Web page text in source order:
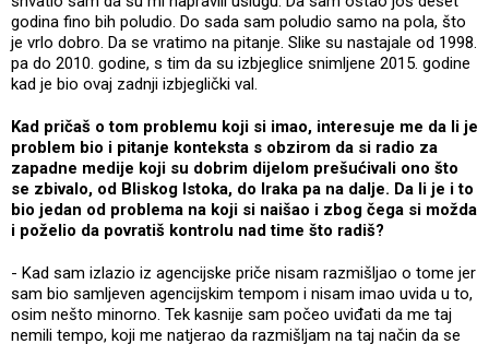
godina fino bih poludio. Do sada sam poludio samo na pola, što
je vrlo dobro. Da se vratimo na pitanje. Slike su nastajale od 1998.
pa do 2010. godine, s tim da su izbjeglice snimljene 2015. godine
kad je bio ovaj zadnji izbjeglički val.
Kad pričaš o tom problemu koji si imao, interesuje me da li je
problem bio i pitanje konteksta s obzirom da si radio za
zapadne medije koji su dobrim dijelom prešućivali ono što
se zbivalo, od Bliskog Istoka, do Iraka pa na dalje. Da li je i to
bio jedan od problema na koji si naišao i zbog čega si možda
i poželio da povratiš kontrolu nad time što radiš?
- Kad sam izlazio iz agencijske priče nisam razmišljao o tome jer
sam bio samljeven agencijskim tempom i nisam imao uvida u to,
osim nešto minorno. Tek kasnije sam počeo uviđati da me taj
nemili tempo, koji me natjerao da razmišljam na taj način da se